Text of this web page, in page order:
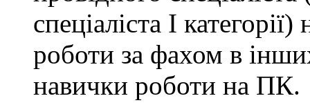
спеціаліста І
роботи за фахом в
навички роботи на ПК.